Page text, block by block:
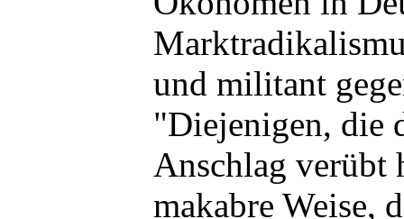
und militant
"Diejenigen, die
Anschlag verübt
makabre Weise,